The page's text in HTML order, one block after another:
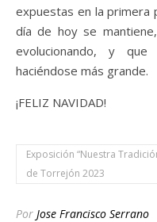
expuestas en la primera
día de hoy se
evolucionando, y
haciéndose más grande.
¡FELIZ NAVIDAD!
Exposición “Nuestra
de Torrejón 2023
Por Jose Francisco Serrano